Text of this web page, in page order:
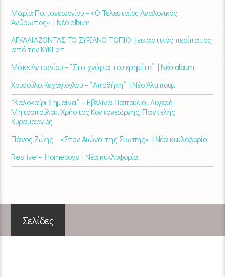
Μαρία Παπαγεωργίου – «Ο Τελευταίος Αναλογικός
Άνθρωπος» | Νέο album
ΑΓΚΑΛΙΑΖΟΝΤΑΣ ΤΟ ΣΥΡΙΑΝΟ ΤΟΠΙΟ | εικαστικός περίπατος
από την KYKLart
Μάκε Αντωνίου – “Στα χνάρια του ερημίτη” | Νέο album
Χρυσούλα Κεχαγιόγλου – “Αποθήκη” | Νέο Άλμπουμ
“Καλοκαίρι Σημαίνει” – Εβελίνα Παπούλια, Λυγερή
Μητροπούλου, Χρήστος Κοντογεώργης, Παντελής
Κυραμαργιός
Πάνος Ζώης – «Στον Αιώνα της Σιωπής» | Νέα κυκλοφορία
Restive – Homeboys | Νέα κυκλοφορία
Σελίδες